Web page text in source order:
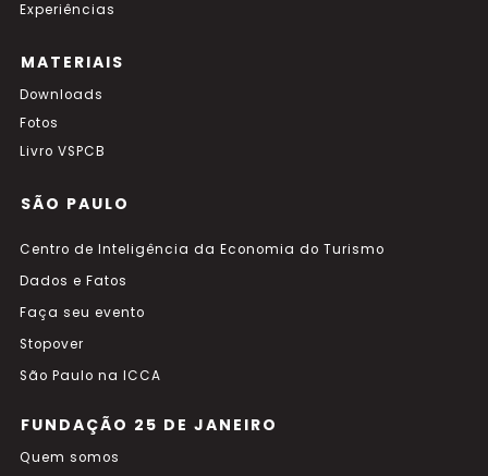
Experiências
MATERIAIS
Downloads
Fotos
Livro VSPCB
SÃO PAULO
Centro de Inteligência da Economia do Turismo
Dados e Fatos
Faça seu evento
Stopover
São Paulo na ICCA
FUNDAÇÃO 25 DE JANEIRO
Quem somos